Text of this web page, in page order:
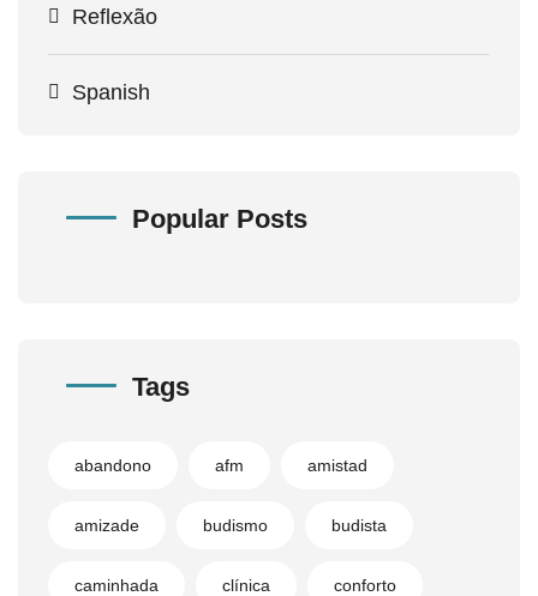
Reflexão
Spanish
Popular Posts
Tags
abandono afm amistad
amizade budismo budista
caminhada clínica conforto